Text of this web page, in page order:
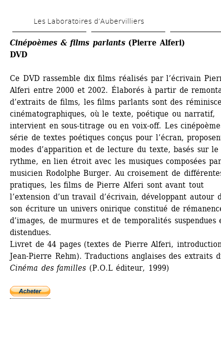
au
contenu
Les Laboratoires d’Aubervilliers
Cinépoèmes & films parlants(Pierre Alferi)
DVD
Ce DVD rassemble dix films réalisés par l’écrivain
Alferi entre 2000 et 2002. Élaborés à partir de
d’extraits de films, les films parlants sont des
cinématographiques, où le texte, poétique ou narratif,
intervient en sous-titrage ou en voix-off. Les
série de textes poétiques conçus pour l’écran,
modes d’apparition et de lecture du texte, basés sur le
rythme, en lien étroit avec les musiques composées
musicien Rodolphe Burger. Au croisement de
pratiques, les films de Pierre Alferi sont avant tout
l’extension d’un travail d’écrivain, développant autour
son écriture un univers onirique constitué de
d’images, de murmures et de temporalités suspendues
distendues.
Livret de 44 pages (textes de Pierre Alferi,
Jean-Pierre Rehm). Traductions anglaises des extraits
Cinéma des familles (P.O.L éditeur, 1999)